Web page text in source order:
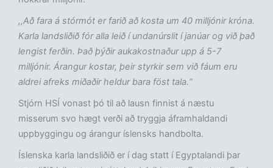
,,Að fara á stórmót er farið að kosta um 40 milljónir króna.
Karla landsliðið fór alla leið í undanúrslit í janúar og við það
lengist ferðin. Það þýðir aukakostnaður upp á 5-7
milljónir. Árangur kostar, þeir styrkir sem við fáum eru
aldrei afreks miðaðir heldur bara föst tala.“
Stjórn HSÍ vonast þó til að lausn finnist á næstu
misserum svo hægt verði að tryggja áframhaldandi
uppbyggingu og árangur íslensks handbolta.
Íslenska karla landsliðið er í dag statt í Egyptalandi þar